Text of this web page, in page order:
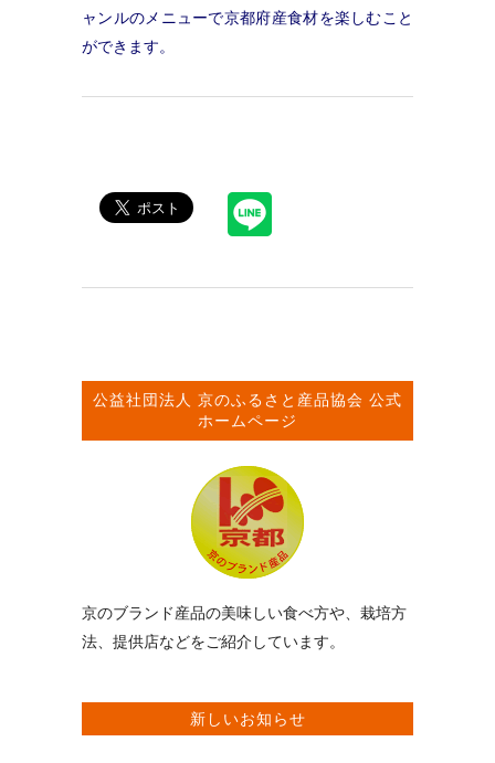
ャンルのメニューで京都府産食材を楽しむこと
ができます。
公益社団法人 京のふるさと産品協会 公式
ホームページ
京のブランド産品の美味しい食べ方や、栽培方
法、提供店などをご紹介しています。
新しいお知らせ